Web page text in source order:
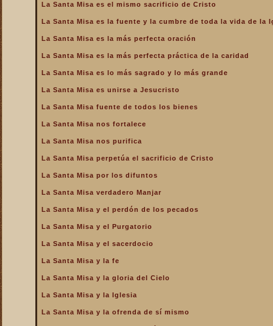
La Santa Misa es el mismo sacrificio de Cristo
La Santa Misa es la fuente y la cumbre de toda la vida de la
La Santa Misa es la más perfecta oración
La Santa Misa es la más perfecta práctica de la caridad
La Santa Misa es lo más sagrado y lo más grande
La Santa Misa es unirse a Jesucristo
La Santa Misa fuente de todos los bienes
La Santa Misa nos fortalece
La Santa Misa nos purifica
La Santa Misa perpetúa el sacrificio de Cristo
La Santa Misa por los difuntos
La Santa Misa verdadero Manjar
La Santa Misa y el perdón de los pecados
La Santa Misa y el Purgatorio
La Santa Misa y el sacerdocio
La Santa Misa y la fe
La Santa Misa y la gloria del Cielo
La Santa Misa y la Iglesia
La Santa Misa y la ofrenda de sí mismo